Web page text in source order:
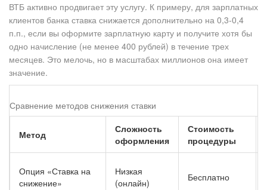
ВТБ активно продвигает эту услугу. К примеру, для зарплатных
клиентов банка ставка снижается дополнительно на 0,3-0,4
п.п., если вы оформите зарплатную карту и получите хотя бы
одно начисление (не менее 400 рублей) в течение трех
месяцев. Это мелочь, но в масштабах миллионов она имеет
значение.
Сравнение методов снижения ставки
Метод
Сложность
оформления
Стоимость
процедуры
Опция «Ставка на
снижение»
Низкая
(онлайн)
Бесплатно